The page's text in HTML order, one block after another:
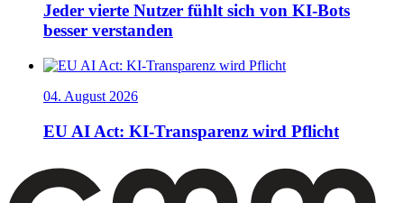
Jeder vierte Nutzer fühlt sich von KI-Bots
besser verstanden
04. August 2026
EU AI Act: KI-Transparenz wird Pflicht